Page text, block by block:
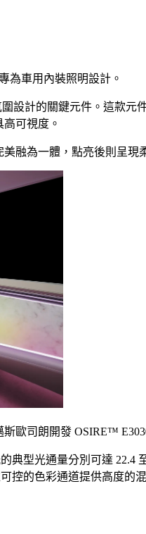
為車用內裝照明設計。
設計的關鍵元件。這款元
可視度。
融為一體，點亮後則呈現
歐司朗開發 OSIRE™
型光通量分別可達 22.4
控的色彩通道提供高度的